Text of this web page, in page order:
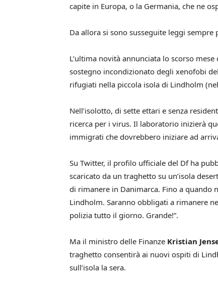
capite in Europa, o la Germania, che ne
Da allora si sono susseguite leggi
L’ultima novità annunciata lo scorso
sostegno incondizionato degli xenofobi
rifugiati nella piccola isola di Lindholm
Nell’isolotto, di sette ettari e senza
ricerca per i virus. Il laboratorio inizierà
immigrati che dovrebbero iniziare ad
Su Twitter, il profilo ufficiale del Df ha
scaricato da un traghetto su un’isola
di rimanere in Danimarca. Fino a quando
Lindholm. Saranno obbligati a rimanere
polizia tutto il giorno. Grande!”.
Ma il ministro delle Finanze Kristian
traghetto consentirà ai nuovi ospiti di
sull’isola la sera.